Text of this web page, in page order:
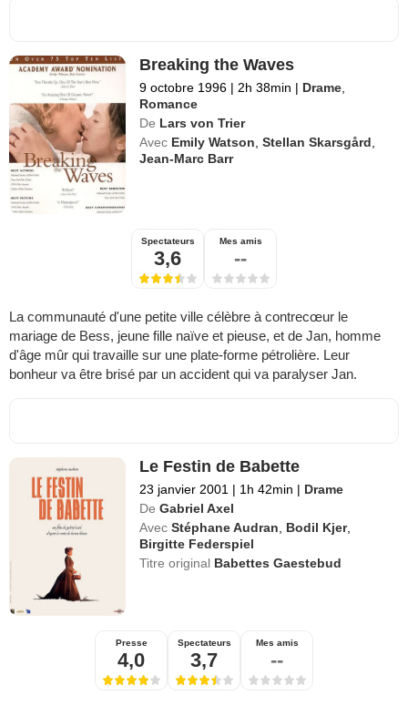
Breaking the Waves
9 octobre 1996 | 2h 38min | Drame
Romance
De Lars von Trier
Avec Emily Watson ,Stellan Skarsgård
Jean-Marc Barr
Spectateurs
3,6
Mes amis
--
La communauté d'une petite ville célèbre à contrecœur le
mariage de Bess, jeune fille naïve et pieuse, et de Jan, homme
d'âge mûr qui travaille sur une plate-forme pétrolière. Leur
bonheur va être brisé par un accident qui va paralyser Jan.
Le Festin de Babette
23 janvier 2001 | 1h 42min | Drame
De Gabriel Axel
Avec Stéphane Audran Bodil Kjer,
Birgitte Federspiel
Titre original Babettes Gaestebud
Presse
4,0
Spectateurs
3,7
Mes amis
--